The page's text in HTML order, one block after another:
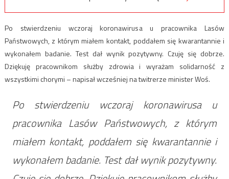
Po stwierdzeniu wczoraj koronawirusa u pracownika Lasów
Państwowych, z którym miałem kontakt, poddałem się kwarantannie i
wykonałem badanie. Test dał wynik pozytywny. Czuję się dobrze.
Dziękuję pracownikom służby zdrowia i wyrażam solidarność z
wszystkimi chorymi – napisał wcześniej na twitrerze minister Woś.
Po stwierdzeniu wczoraj koronawirusa u
pracownika Lasów Państwowych, z którym
miałem kontakt, poddałem się kwarantannie i
wykonałem badanie. Test dał wynik pozytywny.